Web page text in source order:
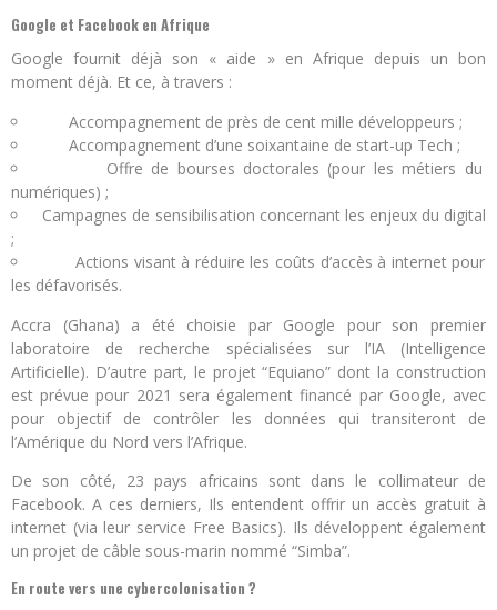
Google et Facebook en Afrique
Google fournit déjà son « aide » en Afrique depuis un bon
moment déjà. Et ce, à travers :
Accompagnement de près de cent mille développeurs ;
Accompagnement d’une soixantaine de start-up Tech ;
Offre de bourses doctorales (pour les métiers du
numériques) ;
Campagnes de sensibilisation concernant les enjeux du digital
;
Actions visant à réduire les coûts d’accès à internet pour
les défavorisés.
Accra (Ghana) a été choisie par Google pour son premier
laboratoire de recherche spécialisées sur l’IA (Intelligence
Artificielle). D’autre part, le projet “Equiano” dont la construction
est prévue pour 2021 sera également financé par Google, avec
pour objectif de contrôler les données qui transiteront de
l’Amérique du Nord vers l’Afrique.
De son côté, 23 pays africains sont dans le collimateur de
Facebook. A ces derniers, Ils entendent offrir un accès gratuit à
internet (via leur service Free Basics). Ils développent également
un projet de câble sous-marin nommé “Simba”.
En route vers une cybercolonisation ?